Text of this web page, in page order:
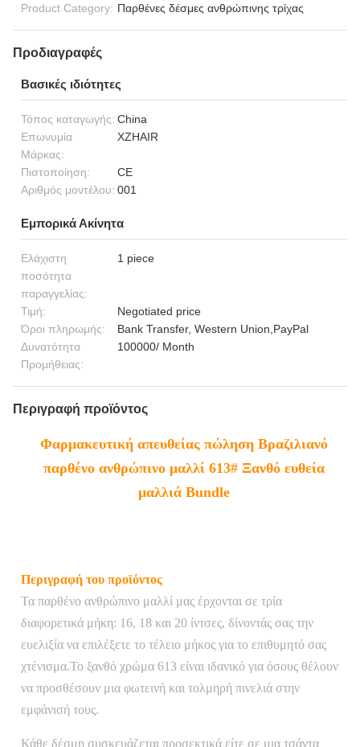
Product Category: Παρθένες δέσμες ανθρώπινης τρίχας
Προδιαγραφές
Βασικές ιδιότητες
Τόπος καταγωγής: China
Επωνυμία
Μάρκας:
XZHAIR
Πιστοποίηση:
CE
Αριθμός μοντέλου: 001
Εμπορικά Ακίνητα
Ελάχιστη
ποσότητα
παραγγελίας:
1 piece
Τιμή:
Negotiated price
Όροι πληρωμής:
Bank Transfer, Western Union,PayPal
Δυνατότητα
Προμήθειας:
100000/ Month
Περιγραφή προϊόντος
Φαρμακευτική απευθείας πώληση Βραζιλιανό
παρθένο ανθρώπινο μαλλί 613# Ξανθό ευθεία
μαλλιά Bundle
Περιγραφή του προϊόντος
Τα παρθένο ανθρώπινο μαλλί μας έρχονται σε τρία
διαφορετικά μήκη: 16, 18 και 20 ίντσες, δίνοντάς σας την
ευελιξία να επιλέξετε το τέλειο μήκος για το επιθυμητό σας
χτένισμα.Το ξανθό χρώμα 613 είναι ιδανικό για όσους θέλουν
να προσθέσουν μια φωτεινή και τολμηρή πινελιά στην
εμφάνισή τους.
Κάθε δέσμη συσκευάζεται προσεκτικά είτε σε μια τσάντα